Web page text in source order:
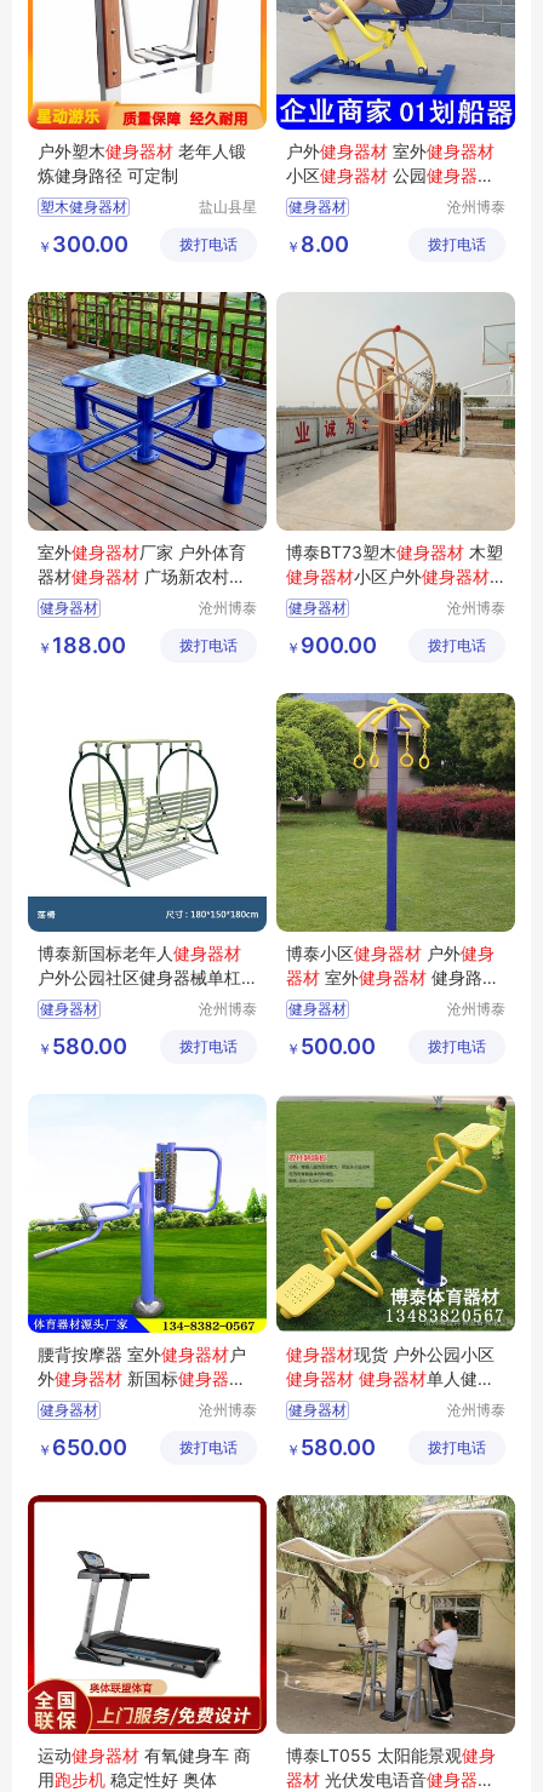
户外塑木健身器材 老年人锻
炼健身路径 可定制
塑木健身器材
健身器材厂家
盐山县星
施厂
￥ 300.00 拨打电话
户外健身器材 室外健身器材
小区健身器材 公园健身器材
广场健身器材
健身器
材厂家
健身器材
沧州博泰
有限公司
￥ 8.00 拨打电话
室外健身器材厂家 户外体育
器材健身器材 广场新农村健
身器材
健身器材
沧州博泰
有限公司
￥ 188.00 拨打电话
博泰BT73塑木健身器材 木塑
健身器材小区户外健身器材
厂家双人大转轮
健身器材
沧州博泰
有限公司
￥ 900.00 拨打电话
博泰新国标老年人健身器材
户外公园社区健身器械单杠
腰背按摩器
健身器材
新国标健身器材
沧州博泰
有限公司
￥ 580.00 拨打电话
博泰小区健身器材 户外健身
器材 室外健身器材 健身路径
厂家 体育器材厂家
健身器材
沧州博泰
有限公司
￥ 500.00 拨打电话
腰背按摩器 室外健身器材户
外健身器材 新国标健身器材
厂家
健身器材
沧州博泰
有限公司
￥ 650.00 拨打电话
健身器材现货 户外公园小区
健身器材 健身器材单人健骑
机图片
健身器材
沧州博泰
有限公司
￥ 580.00 拨打电话
运动健身器材 有氧健身车 商
用跑步机 稳定性好 奥体
博泰LT055 太阳能景观健身
器材 光伏发电语音健身器材